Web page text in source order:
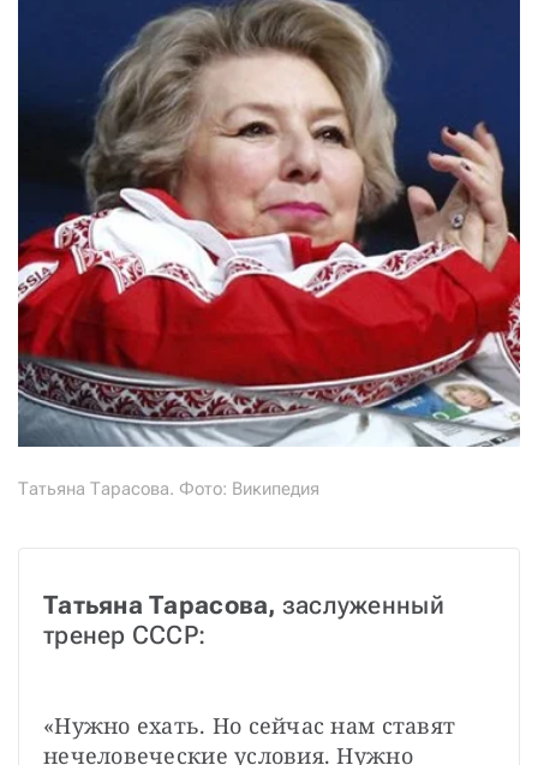
Татьяна Тарасова. Фото: Википедия
Татьяна Тарасова, заслуженный
тренер СССР:
«Нужно ехать. Но сейчас нам ставят
нечеловеческие условия. Нужно